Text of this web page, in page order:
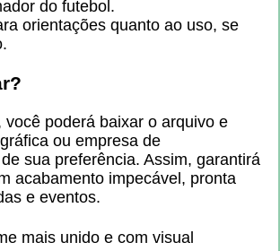
do futebol.
orientações quanto ao uso, se
você poderá baixar o arquivo e
ou empresa de
sua preferência. Assim, garantirá
acabamento impecável, pronta
e eventos.
mais unido e com visual